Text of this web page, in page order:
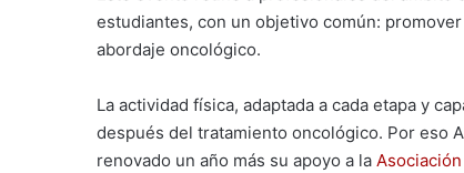
estudiantes, con un objetivo común:
abordaje oncológico.
La actividad física, adaptada a cada etapa y
después del tratamiento oncológico. Por eso
renovado un año más su apoyo a la